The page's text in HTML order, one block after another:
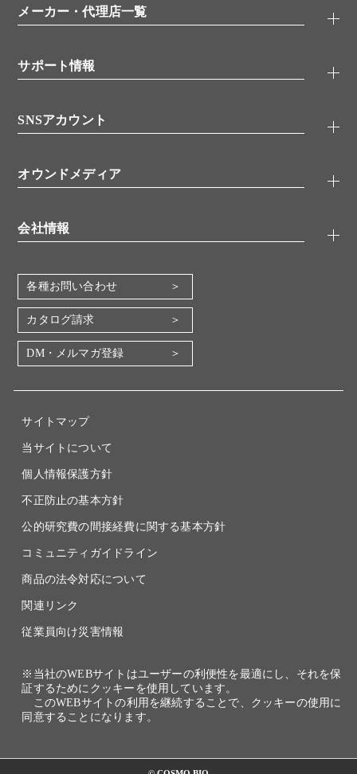
ウェビナー （オンラインセミナー）
学会・展示スケジュール
抗体
シグナル伝達
糖類／レクチン
分子生物
バイオメディカル(環境・食品)
機器・消耗品
メーカー・代理店一覧
代理店
サポート情報
アプリケーションノート
書類ダウンロード
SNSアカウント
YouTube
オウンドメディア
会社情報
会社概要
地図・アクセス（本社）
IR情報
電子公告
各種お問い合わせ
カタログ請求
DM・メルマガ登録
サイトマップ
当サイトについて
個人情報保護方針
不正防止の基本方針
公的研究費の間接経費に関する基本方針
コミュニティガイドライン
商品の法令対応について
関連リンク
従業員向け災害情報
※当社のWEBサイトはユーザーの利便性を最適にし、それを保
証するためにクッキーを使用しています。
このWEBサイトの利用を継続することで、クッキーの使用に
同意することになります。